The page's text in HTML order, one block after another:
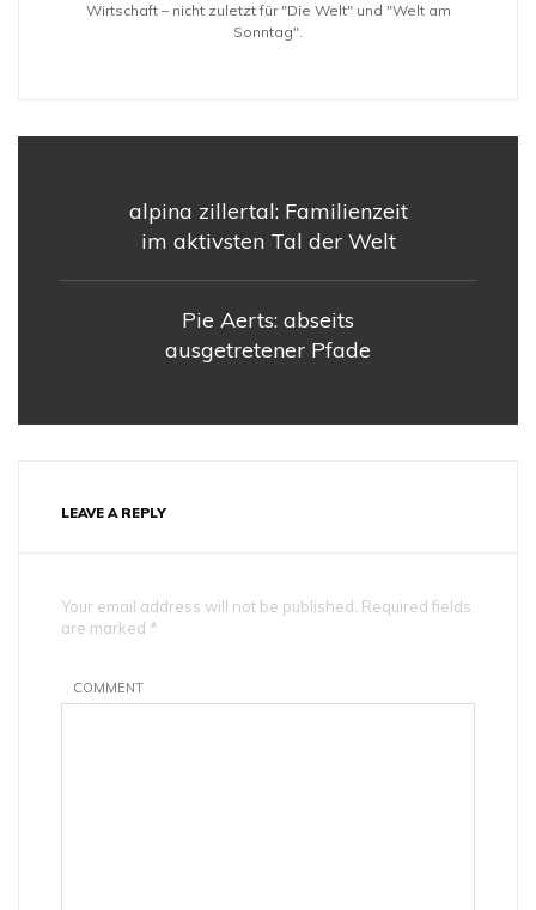
Wirtschaft – nicht zuletzt für "Die Welt" und "Welt am
Sonntag".
alpina zillertal: Familienzeit
im aktivsten Tal der Welt
Pie Aerts: abseits
ausgetretener Pfade
LEAVE A REPLY
Your email address will not be published. Required fields
are marked *
COMMENT